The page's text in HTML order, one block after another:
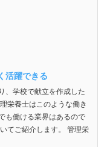
活躍できる
、学校で献立を作成した
栄養士はこのような働き
も働ける業界はあるので
てご紹介します。 管理栄